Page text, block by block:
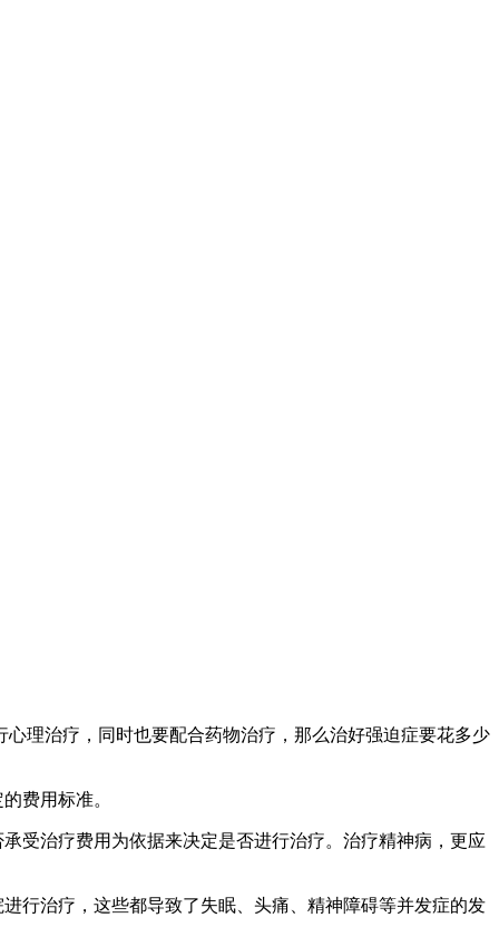
理治疗，同时也要配合药物治疗，那么治好强迫症要花多少
费用标准。
受治疗费用为依据来决定是否进行治疗。治疗精神病，更应
行治疗，这些都导致了失眠、头痛、精神障碍等并发症的发